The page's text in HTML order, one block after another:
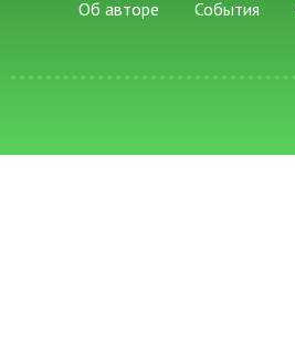
Об авторе События